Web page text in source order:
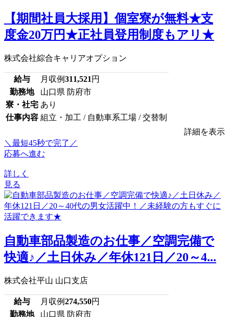
【期間社員大採用】個室寮が無料★支
度金20万円★正社員登用制度もアリ★
株式会社綜合キャリアオプション
給与 月収例311,521 円
勤務地
山口県 防府市
寮・社宅 あり
仕事内容 組立・加工 / 自動車系工場 / 交替制
詳細を表示
＼最短45秒で完了／
応募へ進む
詳しく
見る
自動車部品製造のお仕事／空調完備で
快適♪／土日休み／年休121日／20～4...
株式会社平山 山口支店
給与 月収例274,550円
勤務地
山口県 防府市